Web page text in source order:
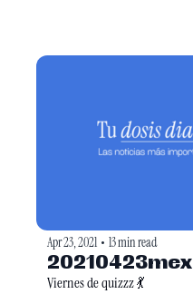
Apr 23, 2021 • 13 min read
20210423mex
Viernes de quizzz 💃